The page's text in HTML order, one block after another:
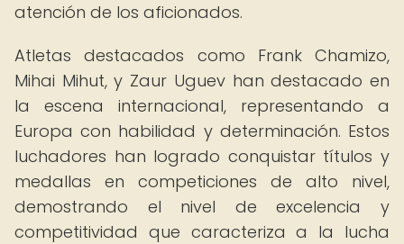
atención de los aficionados.
Atletas destacados como Frank Chamizo,
Mihai Mihut, y Zaur Uguev han destacado en
la escena internacional, representando a
Europa con habilidad y determinación. Estos
luchadores han logrado conquistar títulos y
medallas en competiciones de alto nivel,
demostrando el nivel de excelencia y
competitividad que caracteriza a la lucha